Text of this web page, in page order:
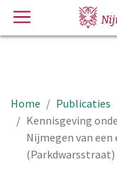
Menu
Home
Publicaties
Kennisgeving
Nijmegen van een
(Parkdwarsstraat)